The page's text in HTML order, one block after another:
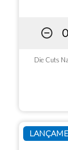
Die Cuts